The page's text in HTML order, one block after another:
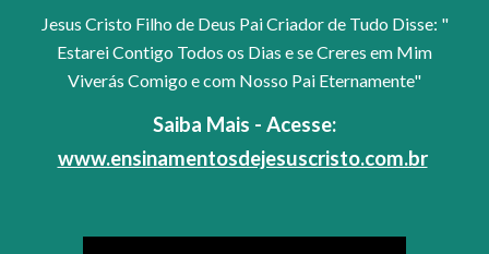
Jesus Cristo Filho de Deus Pai Criador de Tudo Disse: "
Estarei Contigo Todos os Dias e se Creres em Mim
Viverás Comigo e com Nosso Pai Eternamente"
Saiba Mais - Acesse:
www.ensinamentosdejesuscristo.com.br